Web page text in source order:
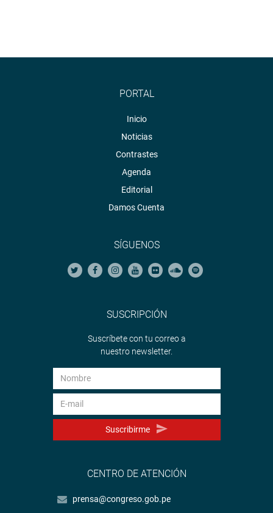
PORTAL
Inicio
Noticias
Contrastes
Agenda
Editorial
Damos Cuenta
SÍGUENOS
SUSCRIPCIÓN
Suscríbete con tu correo a
nuestro newsletter.
Suscribirme
CENTRO DE ATENCIÓN
prensa@congreso.gob.pe